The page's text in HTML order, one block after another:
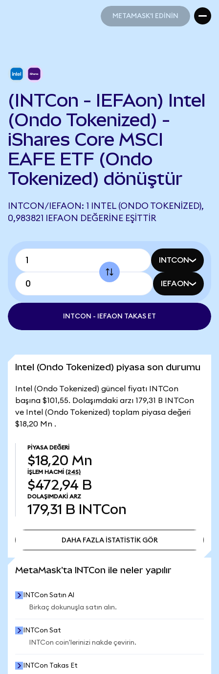
METAMASK'I EDİNİN
(INTCon - IEFAon) Intel
(Ondo Tokenized) -
iShares Core MSCI
EAFE ETF (Ondo
Tokenized) dönüştür
INTCON/IEFAON: 1 INTEL (ONDO TOKENIZED),
0,983821 IEFAON DEĞERINE EŞITTIR
INTCON
IEFAON
INTCON - IEFAON TAKAS ET
Intel (Ondo Tokenized) piyasa son durumu
Intel (Ondo Tokenized) güncel fiyatı INTCon
başına $101,55. Dolaşımdaki arzı 179,31 B INTCon
ve Intel (Ondo Tokenized) toplam piyasa değeri
$18,20 Mn .
PIYASA DEĞERI
$18,20 Mn
İŞLEM HACMI (24S)
$472,94 B
DOLAŞIMDAKI ARZ
179,31 B INTCon
DAHA FAZLA İSTATİSTİK GÖR
MetaMask'ta INTCon ile neler yapılır
INTCon Satın Al
Birkaç dokunuşla satın alın.
INTCon Sat
INTCon coin'lerinizi nakde çevirin.
INTCon Takas Et